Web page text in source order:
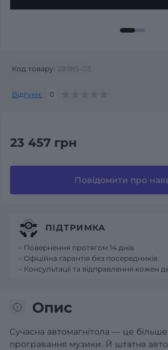
Код товару: 28985-03
Відгуки: 0
23 457 грн
Повідомити про
Опис
Сучасна автомагнітола — це
програвання музики. Й штатна
ПІДТРИМКА
- Повернення протягом 14 днів
- Офіційна гарантія без посередників
- Консультації та відправлення кожен